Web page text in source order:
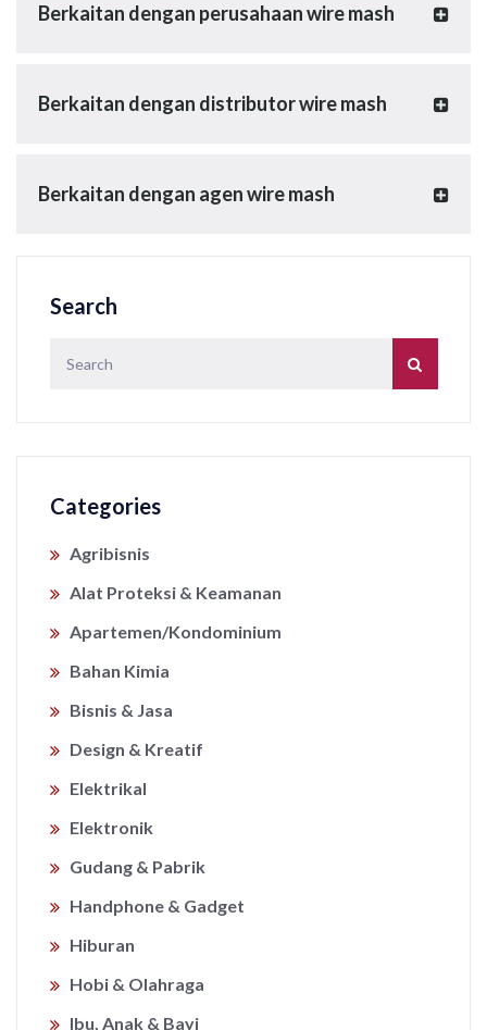
Berkaitan dengan perusahaan wire mash
Berkaitan dengan distributor wire mash
Berkaitan dengan agen wire mash
Search
Categories
Agribisnis
Alat Proteksi & Keamanan
Apartemen/Kondominium
Bahan Kimia
Bisnis & Jasa
Design & Kreatif
Elektrikal
Elektronik
Gudang & Pabrik
Handphone & Gadget
Hiburan
Hobi & Olahraga
Ibu, Anak & Bayi